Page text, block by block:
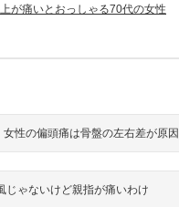
が痛いとおっしゃる70代の女性
女性の偏頭痛は骨盤の左右差が原因
じゃないけど親指が痛いわけ